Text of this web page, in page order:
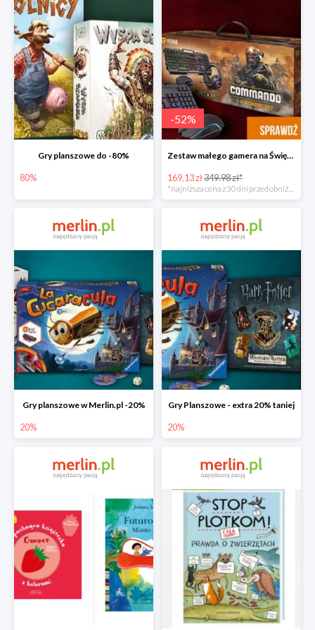
Gry planszowe do -80%
80%
-52%
Zestaw małego gamera na Święta w super cenie
169.13 zł349.98 zł*
Gry planszowe w Merlin.pl -20%
20%
Gry Planszowe - extra 20% taniej
20%